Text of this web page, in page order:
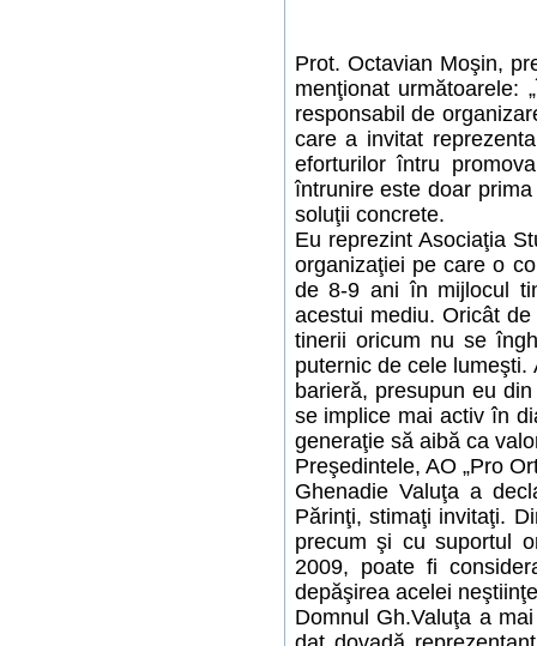
Prot. Octavian Moşin,
menţionat următoarele:
responsabil de
care a invitat
eforturilor întru
întrunire este doar
soluţii concrete.
Eu reprezint Asociaţia
organizaţiei pe care o
de 8-9 ani în mijlocul
acestui mediu. Oricât
tinerii oricum nu se
puternic de cele
barieră, presupun eu
se implice mai activ în
generaţie să aibă ca
Preşedintele, AO „Pro
Ghenadie Valuţa a
Părinţi, stimaţi invitaţi.
precum şi cu suportul
2009, poate fi
depăşirea acelei
Domnul Gh.Valuţa a